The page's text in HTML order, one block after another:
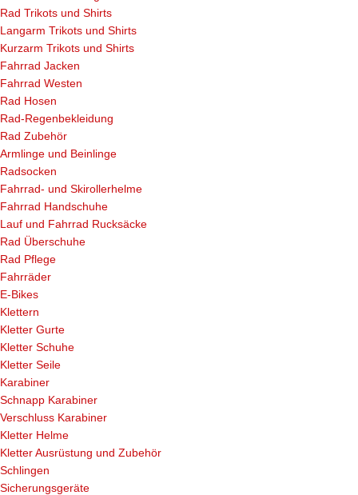
Rad Trikots und Shirts
Langarm Trikots und Shirts
Kurzarm Trikots und Shirts
Fahrrad Jacken
Fahrrad Westen
Rad Hosen
Rad-Regenbekleidung
Rad Zubehör
Armlinge und Beinlinge
Radsocken
Fahrrad- und Skirollerhelme
Fahrrad Handschuhe
Lauf und Fahrrad Rucksäcke
Rad Überschuhe
Rad Pflege
Fahrräder
E-Bikes
Klettern
Kletter Gurte
Kletter Schuhe
Kletter Seile
Karabiner
Schnapp Karabiner
Verschluss Karabiner
Kletter Helme
Kletter Ausrüstung und Zubehör
Schlingen
Sicherungsgeräte